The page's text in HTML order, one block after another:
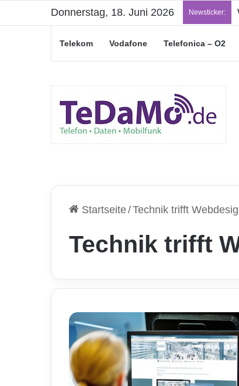
Donnerstag, 18. Juni 2026 Newsticker:
Telekom Vodafone Telefonica – O2
Startseite/Technik trifft
Technik trifft